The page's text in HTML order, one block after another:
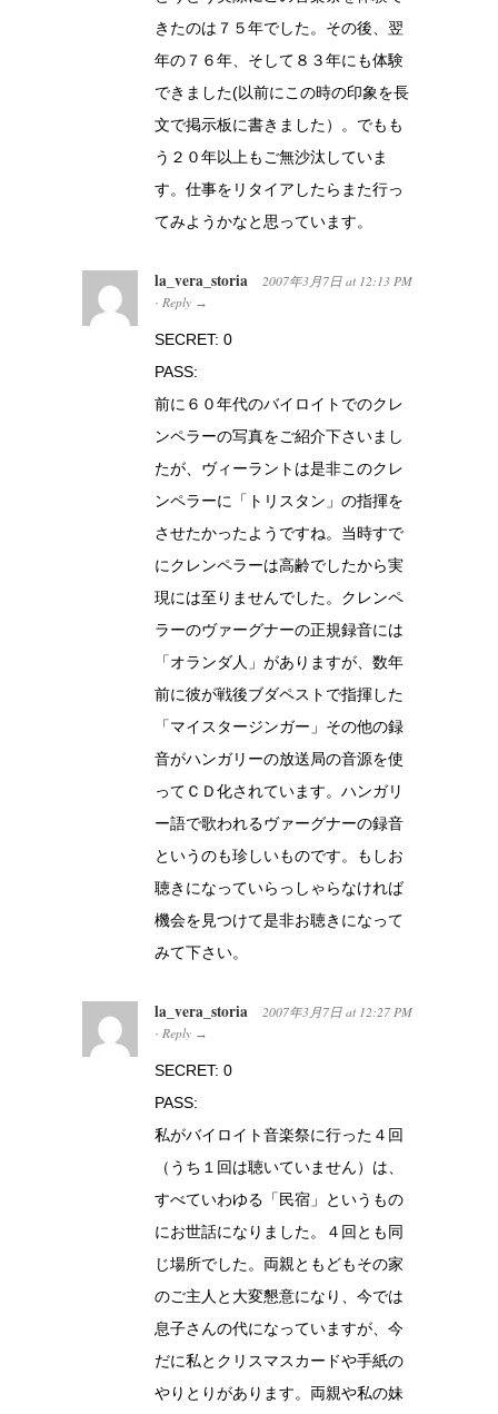
きたのは７５年でした。その後、翌
年の７６年、そして８３年にも体験
できました(以前にこの時の印象を長
文で掲示板に書きました）。でもも
う２０年以上もご無沙汰していま
す。仕事をリタイアしたらまた行っ
てみようかなと思っています。
la_vera_storia 2007年3月7日 at 12:13 PM
· Reply →
SECRET: 0
PASS:
前に６０年代のバイロイトでのクレ
ンペラーの写真をご紹介下さいまし
たが、ヴィーラントは是非このクレ
ンペラーに「トリスタン」の指揮を
させたかったようですね。当時すで
にクレンペラーは高齢でしたから実
現には至りませんでした。クレンペ
ラーのヴァーグナーの正規録音には
「オランダ人」がありますが、数年
前に彼が戦後ブダペストで指揮した
「マイスタージンガー」その他の録
音がハンガリーの放送局の音源を使
ってＣＤ化されています。ハンガリ
ー語で歌われるヴァーグナーの録音
というのも珍しいものです。もしお
聴きになっていらっしゃらなければ
機会を見つけて是非お聴きになって
みて下さい。
la_vera_storia 2007年3月7日 at 12:27 PM
· Reply →
SECRET: 0
PASS:
私がバイロイト音楽祭に行った４回
（うち１回は聴いていません）は、
すべていわゆる「民宿」というもの
にお世話になりました。４回とも同
じ場所でした。両親ともどもその家
のご主人と大変懇意になり、今では
息子さんの代になっていますが、今
だに私とクリスマスカードや手紙の
やりとりがあります。両親や私の妹